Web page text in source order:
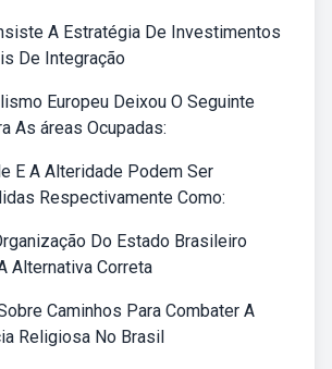
A Estratégia De Investimentos
De Integração
Europeu Deixou O Seguinte
As áreas Ocupadas:
E A Alteridade Podem Ser
Respectivamente Como:
Do Estado Brasileiro
Alternativa Correta
Caminhos Para Combater A
Religiosa No Brasil